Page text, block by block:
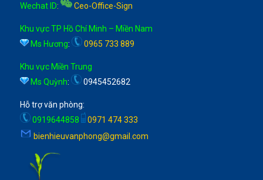
Wechat ID: Ceo-Office-Sign
Khu vực TP Hồ Chí Minh – Miền Nam
Ms Hương: 0965 733 889
Khu vực Miền Trung
Ms Quỳnh: 0945452682
Hỗ trợ văn phòng:
0919644858
0971 474 333
bienhieuvanphong@gmail.com